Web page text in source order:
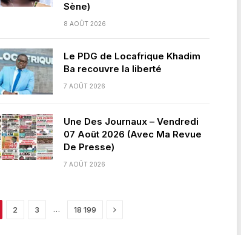
Sène)
8 AOÛT 2026
Le PDG de Locafrique Khadim
Ba recouvre la liberté
7 AOÛT 2026
Une Des Journaux – Vendredi
07 Août 2026 (Avec Ma Revue
De Presse)
7 AOÛT 2026
2 3 … 18 199 Next